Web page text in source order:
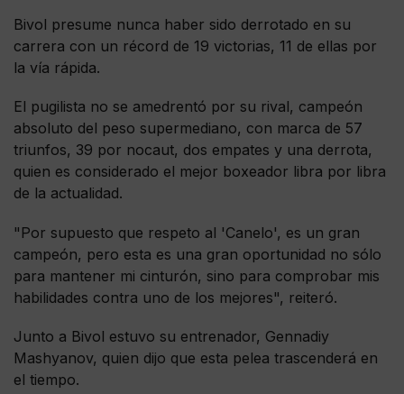
Bivol presume nunca haber sido derrotado en su
carrera con un récord de 19 victorias, 11 de ellas por
la vía rápida.
El pugilista no se amedrentó por su rival, campeón
absoluto del peso supermediano, con marca de 57
triunfos, 39 por nocaut, dos empates y una derrota,
quien es considerado el mejor boxeador libra por libra
de la actualidad.
"Por supuesto que respeto al 'Canelo', es un gran
campeón, pero esta es una gran oportunidad no sólo
para mantener mi cinturón, sino para comprobar mis
habilidades contra uno de los mejores", reiteró.
Junto a Bivol estuvo su entrenador, Gennadiy
Mashyanov, quien dijo que esta pelea trascenderá en
el tiempo.